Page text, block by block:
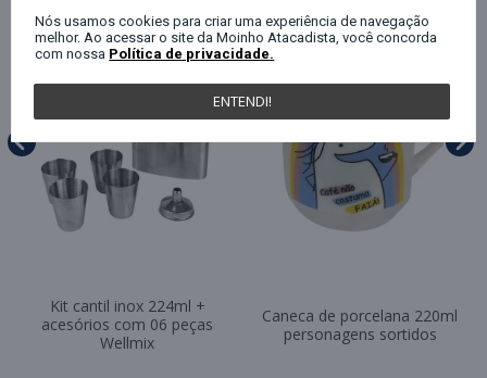
Kit cantil inox 224ml +
acesórios com 06 peças
Wellmix
Caneca de porcelana 220ml
personagens sortidos
Nós usamos cookies para criar uma experiência de navegação
melhor. Ao acessar o site da Moinho Atacadista, você concorda
com nossa Política de privacidade.
ENTENDI!